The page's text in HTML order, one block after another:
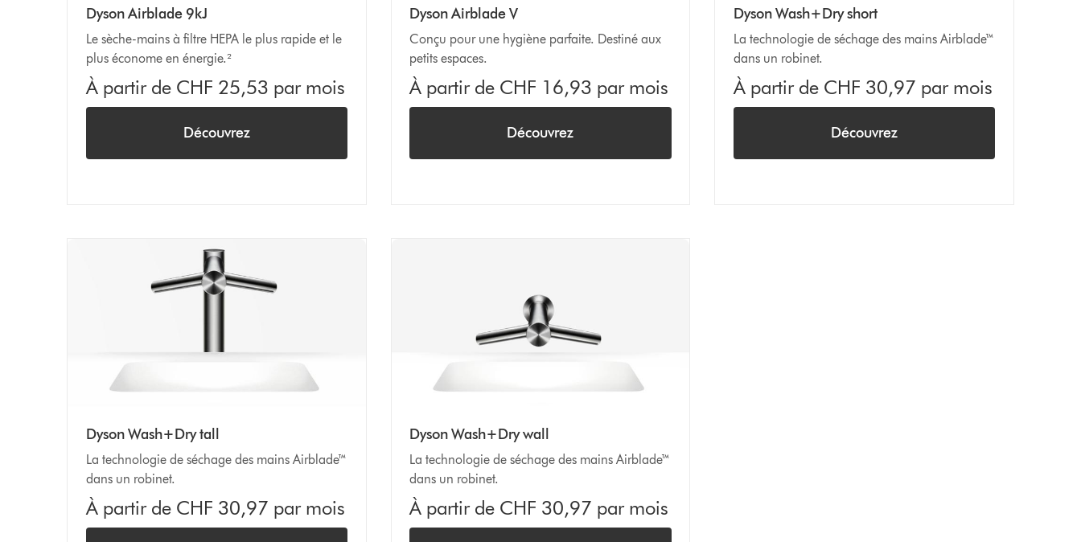
Dyson Airblade 9kJ
Le sèche-mains à filtre HEPA le plus rapide et le
plus économe en énergie.²
À partir de CHF 25,53 par mois
Découvrez
Dyson Airblade V
Conçu pour une hygiène parfaite. Destiné aux
petits espaces.
À partir de CHF 16,93 par mois
Découvrez
Dyson Wash+Dry short
La technologie de séchage des mains Airblade™
dans un robinet.
À partir de CHF 30,97 par mois
Découvrez
Dyson Wash+Dry tall
La technologie de séchage des mains Airblade™
dans un robinet.
À partir de CHF 30,97 par mois
Dyson Wash+Dry wall
La technologie de séchage des mains Airblade™
dans un robinet.
À partir de CHF 30,97 par mois